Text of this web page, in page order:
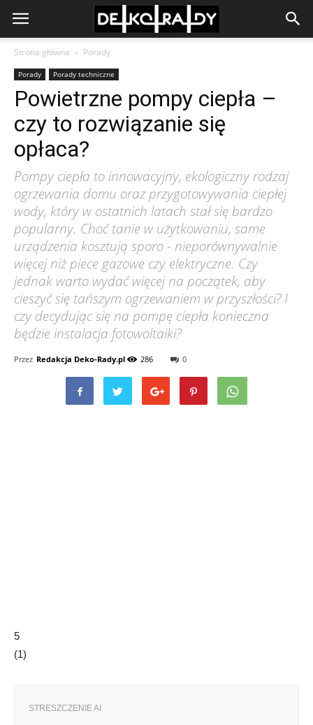
Strona główna Porady
Porady Porady techniczne
Powietrzne pompy ciepła –
czy to rozwiązanie się
opłaca?
Pompy ciepła to innowacyjny, ekologiczny rodzaj
ogrzewania domu oraz przygotowywania ciepłej
wody, który w ostatnich latach stał się bardzo
popularny. Choć tanie w użytkowaniu, same
urządzenia kosztują sporo - nieporównywalnie
więcej niż piece gazowe czy elektryczne. Czy
jednak warto wydać więcej na początek, aby
cieszyć się tańszym ogrzewaniem w przyszłości? I
czy decydując się na pompę ciepła konieczna
będzie instalacja fotowoltaiki?
Przez Redakcja Deko-Rady.pl 286 0
5
(1)
STRESZCZENIE AI